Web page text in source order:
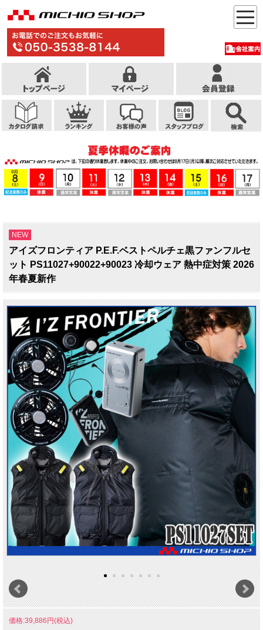
NEW
アイズフロンティア P.E.F.ベストペルチェ黒ファンフルセ
ット PS11027+90022+90023 冷却ウェア 熱中症対策 2026
年春夏新作
価格:39,886円(税込)